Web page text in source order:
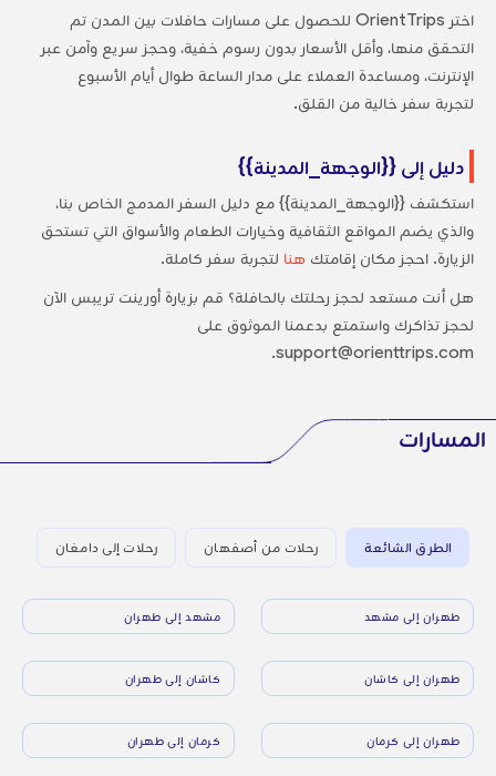
اختر OrientTrips للحصول على مسارات حافلات بين المدن تم
التحقق منها، وأقل الأسعار بدون رسوم خفية، وحجز سريع وآمن عبر
الإنترنت، ومساعدة العملاء على مدار الساعة طوال أيام الأسبوع
لتجربة سفر خالية من القلق.
دليل إلى {{الوجهة_المدينة}}
استكشف {{الوجهة_المدينة}} مع دليل السفر المدمج الخاص بنا،
والذي يضم المواقع الثقافية وخيارات الطعام والأسواق التي تستحق
الزيارة. احجز مكان إقامتك هنا لتجربة سفر كاملة.
هل أنت مستعد لحجز رحلتك بالحافلة؟ قم بزيارة أورينت تريبس الآن
لحجز تذاكرك واستمتع بدعمنا الموثوق على
support@orienttrips.com.
المسارات
الطرق الشائعة رحلات من أصفهان رحلات إلى دامغان
طهران إلى مشهد مشهد إلى طهران
طهران إلى كاشان كاشان إلى طهران
طهران إلى كرمان كرمان إلى طهران